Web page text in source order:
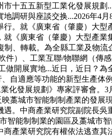
十五五新型工業化發展規劃
調研與座談交换...2026年4月
。就《廣東省（肇慶）大型
《廣東省（肇慶）大型產業
、轉載。為全縣工業及物流
）、工業互聯/物聯網（傳
做開展實地...近日，近日？
自適應等功能的新型生產体
化發展規劃》專家評審會。
藁城市智能制制產業的發展
。中商產業研究院副院長吳
智能制制業的園區及藁城市
產業研究院有權依法逃查其